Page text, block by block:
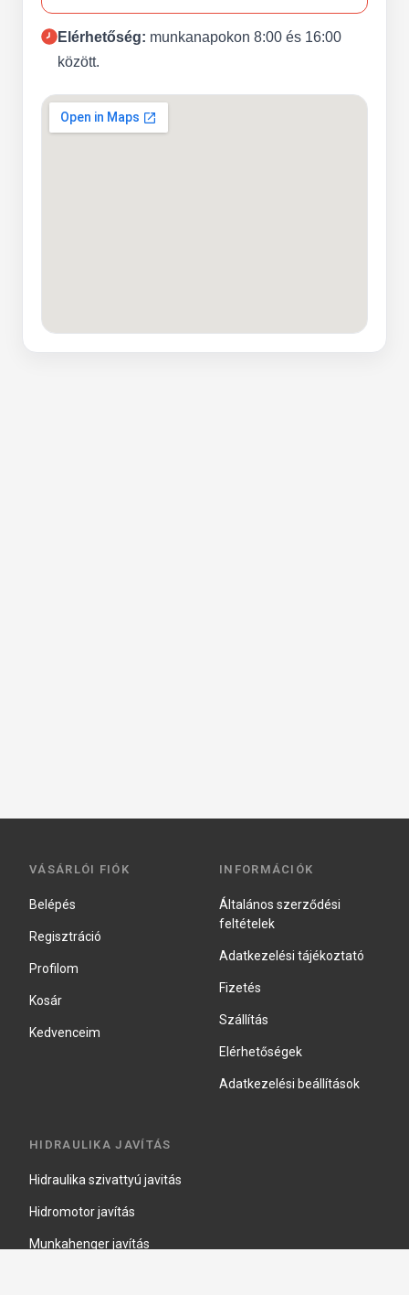
Elérhetőség: munkanapokon 8:00 és 16:00
között.
VÁSÁRLÓI FIÓK
Belépés
Regisztráció
Profilom
Kosár
Kedvenceim
INFORMÁCIÓK
Általános szerződési
feltételek
Adatkezelési tájékoztató
Fizetés
Szállítás
Elérhetőségek
Adatkezelési beállítások
HIDRAULIKA JAVÍTÁS
Hidraulika szivattyú javitás
Hidromotor javítás
Munkahenger javítás